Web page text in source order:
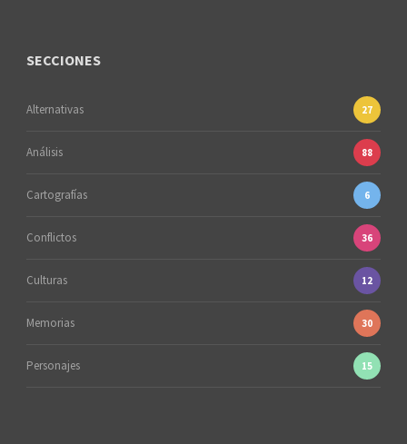
SECCIONES
Alternativas 27
Análisis 88
Cartografías 6
Conflictos 36
Culturas 12
Memorias 30
Personajes 15